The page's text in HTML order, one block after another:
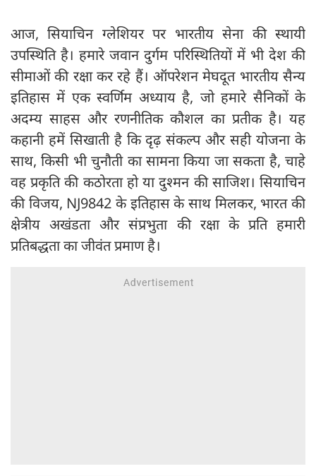
आज, सियाचिन ग्लेशियर पर भारतीय सेना की स्थायी
उपस्थिति है। हमारे जवान दुर्गम परिस्थितियों में भी देश की
सीमाओं की रक्षा कर रहे हैं। ऑपरेशन मेघदूत भारतीय सैन्य
इतिहास में एक स्वर्णिम अध्याय है, जो हमारे सैनिकों के
अदम्य साहस और रणनीतिक कौशल का प्रतीक है। यह
कहानी हमें सिखाती है कि दृढ़ संकल्प और सही योजना के
साथ, किसी भी चुनौती का सामना किया जा सकता है, चाहे
वह प्रकृति की कठोरता हो या दुश्मन की साजिश। सियाचिन
की विजय, NJ9842 के इतिहास के साथ मिलकर, भारत की
क्षेत्रीय अखंडता और संप्रभुता की रक्षा के प्रति हमारी
प्रतिबद्धता का जीवंत प्रमाण है।